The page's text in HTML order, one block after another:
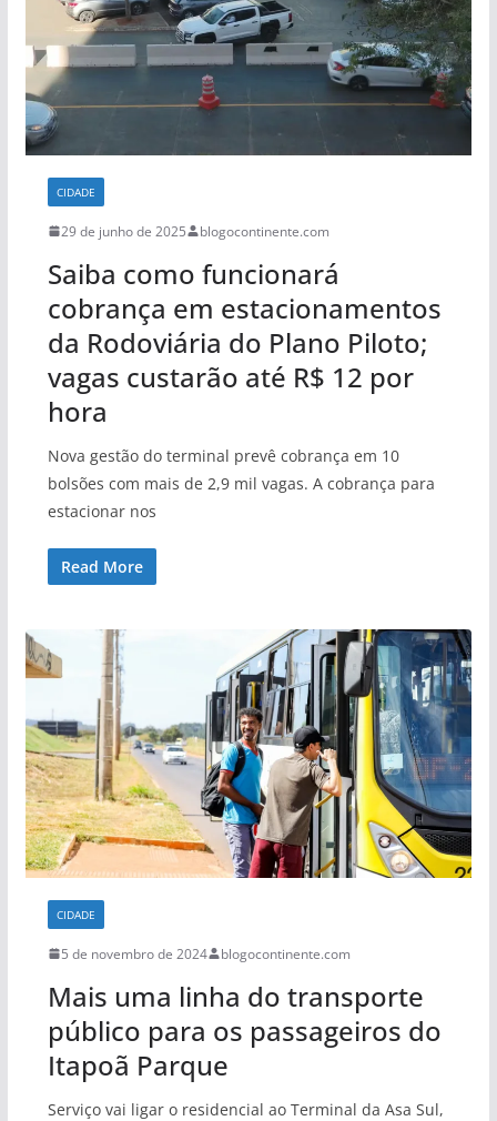
CIDADE
29 de junho de 2025 blogocontinente.com
Saiba como funcionará
cobrança em estacionamentos
da Rodoviária do Plano Piloto;
vagas custarão até R$ 12 por
hora
Nova gestão do terminal prevê cobrança em 10
bolsões com mais de 2,9 mil vagas. A cobrança para
estacionar nos
Read More
CIDADE
5 de novembro de 2024 blogocontinente.com
Mais uma linha do transporte
público para os passageiros do
Itapoã Parque
Serviço vai ligar o residencial ao Terminal da Asa Sul,